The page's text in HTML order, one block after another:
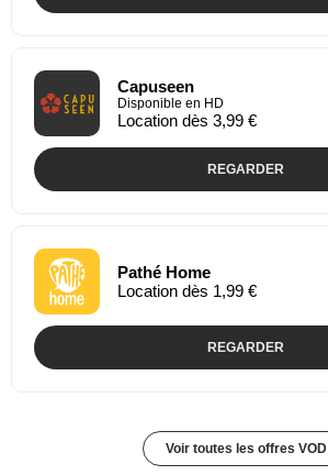
Capuseen
Disponible en HD
Location dès 3,99 €
REGARDER
Pathé Home
Location dès 1,99 €
REGARDER
Voir toutes les offres VOD